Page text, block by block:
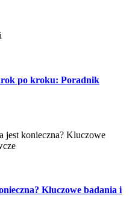
po kroku: Poradnik
Kluczowe badania i